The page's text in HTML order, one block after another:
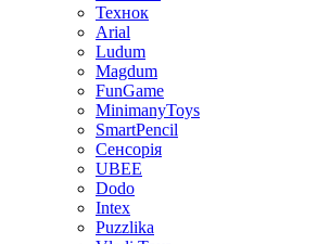
Технок
Arial
Ludum
Magdum
FunGame
MinimanyToys
SmartPencil
Сенсорія
UBEE
Dodo
Intex
Puzzlika